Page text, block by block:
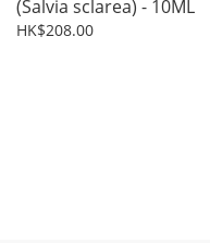
(Salvia sclarea) - 10ML
HK$208.00